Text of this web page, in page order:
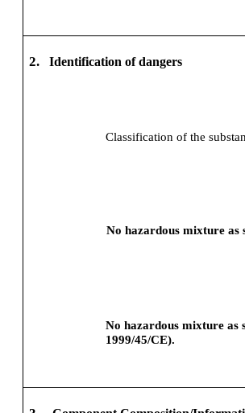
2. Identification of dangers
Classification of the
No hazardous mixture as
No hazardous mixture as
1999/45/CE).